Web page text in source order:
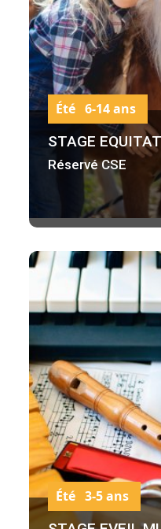
STAGE
Réservé CSE
Été 6-14 ans
Été 3-5 ans